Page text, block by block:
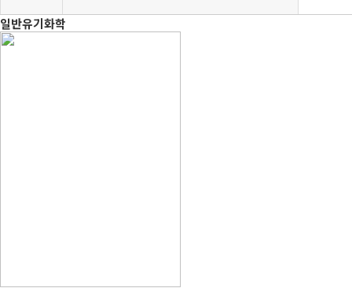
일반유기화학